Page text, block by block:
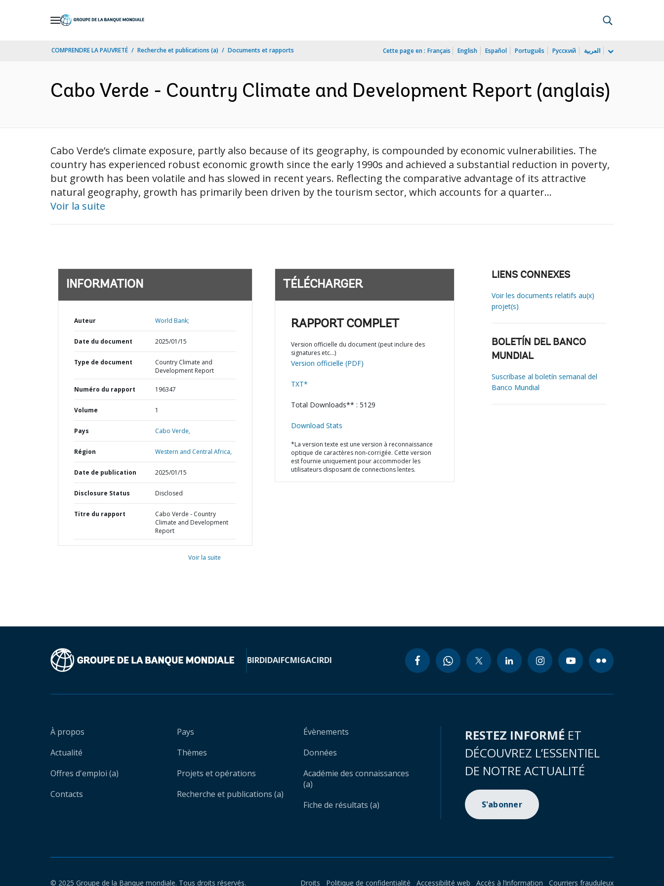
COMPRENDRE LA PAUVRETÉ Recherche et publications (a) Documents et rapports Cette page en : Français English Español Português Русский العربية
Cabo Verde - Country Climate and Development Report (anglais)
Cabo Verde’s climate exposure, partly also because of its geography, is compounded by economic vulnerabilities. The
country has experienced robust economic growth since the early 1990s and achieved a substantial reduction in poverty,
but growth has been volatile and has slowed in recent years. Reflecting the comparative advantage of its attractive
natural geography, growth has primarily been driven by the tourism sector, which accounts for a quarter...
Voir la suite
INFORMATION
Auteur World Bank;
Date du document 2025/01/15
Type de document
Country Climate and
Development Report
Numéro du rapport 196347
Volume 1
Pays Cabo Verde,
Région Western and Central Africa,
Date de publication 2025/01/15
Disclosure Status Disclosed
Titre du rapport
Cabo Verde - Country
Climate and Development
Report
Voir la suite
TÉLÉCHARGER
RAPPORT COMPLET
Version officielle du document (peut inclure des
signatures etc…)
Version officielle (PDF)
TXT*
Total Downloads** : 5129
Download Stats
*La version texte est une version à reconnaissance
optique de caractères non-corrigée. Cette version
est fournie uniquement pour accommoder les
utilisateurs disposant de connections lentes.
LIENS CONNEXES
Voir les documents relatifs au(x)
projet(s)
BOLETÍN DEL BANCO
MUNDIAL
Suscríbase al boletín semanal del
Banco Mundial
BIRDIDAIFCMIGACIRDI
À propos
Actualité
Offres d'emploi (a)
Contacts
Pays
Thèmes
Projets et opérations
Recherche et publications (a)
Évènements
Données
Académie des connaissances
(a)
Fiche de résultats (a)
RESTEZ INFORMÉ ET
DÉCOUVREZ L’ESSENTIEL
DE NOTRE ACTUALITÉ
S'abonner
© 2025 Groupe de la Banque mondiale. Tous droits réservés. Droits Politique de confidentialité Accessibilité web Accès à l’information Courriers frauduleux